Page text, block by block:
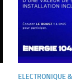
ELECTRONIQUE